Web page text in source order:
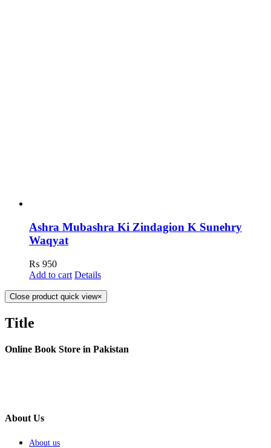
Ashra Mubashra Ki Zindagion K Sunehry
Waqyat
₨ 950
Add to cart Details
Close product quick view×
Title
Online Book Store in Pakistan
About Us
About us